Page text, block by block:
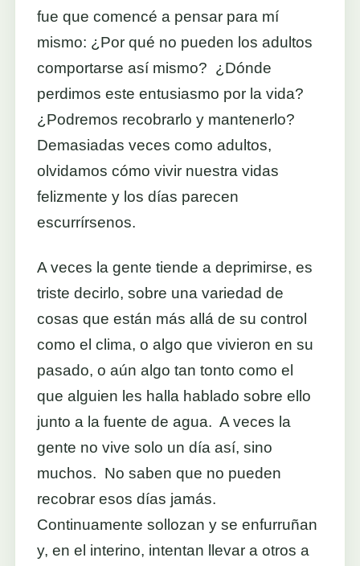
fue que comencé a pensar para mí
mismo: ¿Por qué no pueden los adultos
comportarse así mismo? ¿Dónde
perdimos este entusiasmo por la vida?
¿Podremos recobrarlo y mantenerlo?
Demasiadas veces como adultos,
olvidamos cómo vivir nuestra vidas
felizmente y los días parecen
escurrírsenos.
A veces la gente tiende a deprimirse, es
triste decirlo, sobre una variedad de
cosas que están más allá de su control
como el clima, o algo que vivieron en su
pasado, o aún algo tan tonto como el
que alguien les halla hablado sobre ello
junto a la fuente de agua. A veces la
gente no vive solo un día así, sino
muchos. No saben que no pueden
recobrar esos días jamás.
Continuamente sollozan y se enfurruñan
y, en el interino, intentan llevar a otros a